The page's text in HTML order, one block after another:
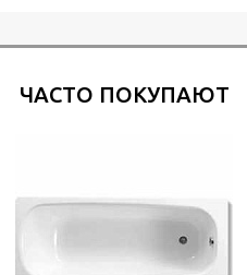
ЧАСТО ПОКУПАЮТ